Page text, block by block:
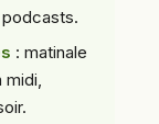
: matinale
midi,